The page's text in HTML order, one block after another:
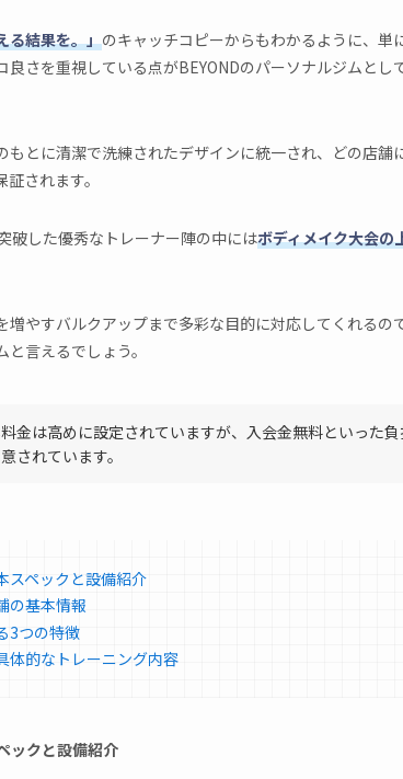
る結果を。」のキャッチコピーからもわかるように、単
良さを重視している点がBEYONDのパーソナルジムとし
もとに清潔で洗練されたデザインに統一され、どの店舗
されます。
破した優秀なトレーナー陣の中にはボディメイク大会の
増やすバルクアップまで多彩な目的に対応してくれるの
言えるでしょう。
金は高めに設定されていますが、入会金無料といった
されています。
スペックと設備紹介
の基本情報
3つの特徴
体的なトレーニング内容
ックと設備紹介